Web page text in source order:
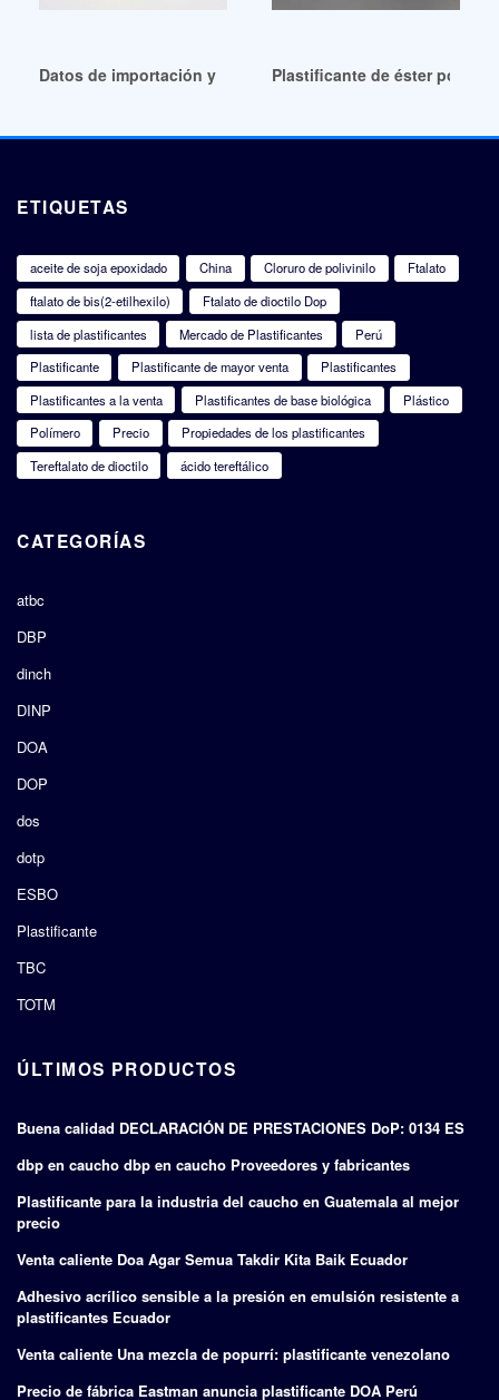
Datos de importación y precio de plastificantes de alta
Plastificante de éster
ETIQUETAS
aceite de soja epoxidado China Cloruro de polivinilo
Ftalato
ftalato de bis(2-etilhexilo)
Ftalato de dioctilo Dop
lista de plastificantes
Mercado de Plastificantes
Perú
Plastificante
Plastificante de mayor venta
Plastificantes
Plastificantes a la venta
Plastificantes de base biológica
Plástico
Polímero
Precio
Propiedades de los plastificantes
Tereftalato de dioctilo
ácido tereftálico
CATEGORÍAS
atbc
DBP
dinch
DINP
DOA
DOP
dos
dotp
ESBO
Plastificante
TBC
TOTM
ÚLTIMOS PRODUCTOS
Buena calidad DECLARACIÓN DE PRESTACIONES DoP: 0134 ES
dbp en caucho dbp en caucho Proveedores y fabricantes
Plastificante para la industria del caucho en Guatemala al mejor
precio
Venta caliente Doa Agar Semua Takdir Kita Baik Ecuador
Adhesivo acrílico sensible a la presión en emulsión resistente a
plastificantes Ecuador
Venta caliente Una mezcla de popurrí: plastificante venezolano
Precio de fábrica Eastman anuncia plastificante DOA Perú